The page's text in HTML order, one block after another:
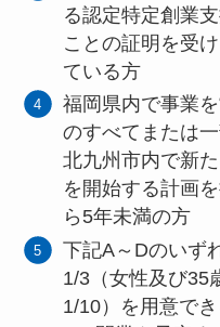
る認定特定創業
ことの証明を受
ている方
福岡県内で事業
のすべてまたは
北九州市内で新
を開始する計画
ら5年未満の方
下記A～Dのいず
1/3（女性及び35
1/10）を用意で